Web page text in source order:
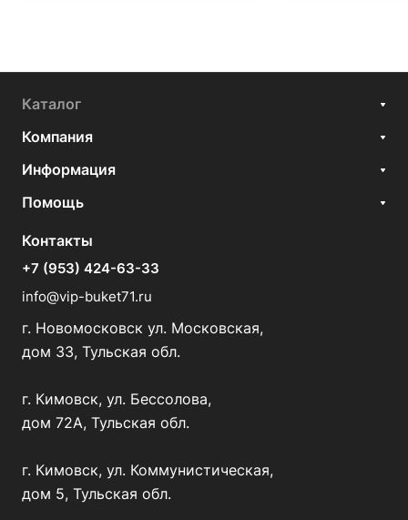
Каталог
Компания
Информация
Помощь
Контакты
+7 (953) 424-63-33
info@vip-buket71.ru
г. Новомосковск ул. Московская,
дом 33, Тульская обл.
г. Кимовск, ул. Бессолова,
дом 72А, Тульская обл.
г. Кимовск, ул. Коммунистическая,
дом 5, Тульская обл.